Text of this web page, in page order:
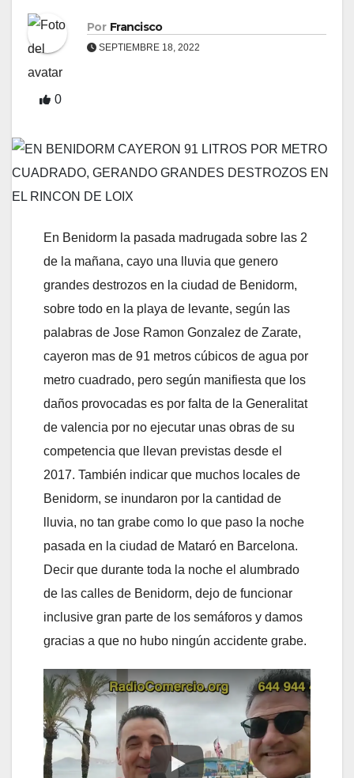
Por Francisco
SEPTIEMBRE 18, 2022
0
En Benidorm la pasada madrugada sobre las 2
de la mañana, cayo una lluvia que genero
grandes destrozos en la ciudad de Benidorm,
sobre todo en la playa de levante, según las
palabras de Jose Ramon Gonzalez de Zarate,
cayeron mas de 91 metros cúbicos de agua por
metro cuadrado, pero según manifiesta que los
daños provocadas es por falta de la Generalitat
de valencia por no ejecutar unas obras de su
competencia que llevan previstas desde el
2017. También indicar que muchos locales de
Benidorm, se inundaron por la cantidad de
lluvia, no tan grabe como lo que paso la noche
pasada en la ciudad de Mataró en Barcelona.
Decir que durante toda la noche el alumbrado
de las calles de Benidorm, dejo de funcionar
inclusive gran parte de los semáforos y damos
gracias a que no hubo ningún accidente grabe.